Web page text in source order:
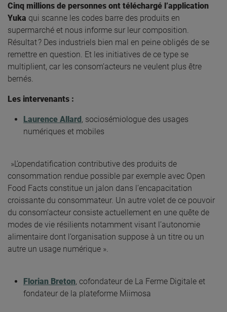
Cinq millions de personnes ont téléchargé l’application
Yuka qui scanne les codes barre des produits en
supermarché et nous informe sur leur composition.
Résultat ? Des industriels bien mal en peine obligés de se
remettre en question. Et les initiatives de ce type se
multiplient, car les consom’acteurs ne veulent plus être
bernés.
Les intervenants :
Laurence Allard, sociosémiologue des usages
numériques et mobiles
»L’opendatification contributive des produits de
consommation rendue possible par exemple avec Open
Food Facts constitue un jalon dans l’encapacitation
croissante du consommateur. Un autre volet de ce pouvoir
du consom’acteur consiste actuellement en une quête de
modes de vie résilients notamment visant l’autonomie
alimentaire dont l’organisation suppose à un titre ou un
autre un usage numérique ».
Florian Breton, cofondateur de La Ferme Digitale et
fondateur de la plateforme Miimosa